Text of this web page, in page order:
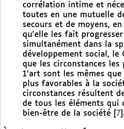
corrélation intime et
toutes en une mutuelle
secours et de moyens,
qu’elle les fait
simultanément dans la
développement social, le
que les circonstances les
1’art sont les mêmes
plus favorables à la
circonstances résultent
de tous les éléments qui
bien-être de la société
7